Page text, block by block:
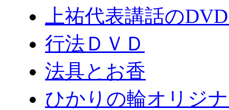
上祐代表講話の
行法ＤＶＤ
法具とお香
ひかりの輪オリジ